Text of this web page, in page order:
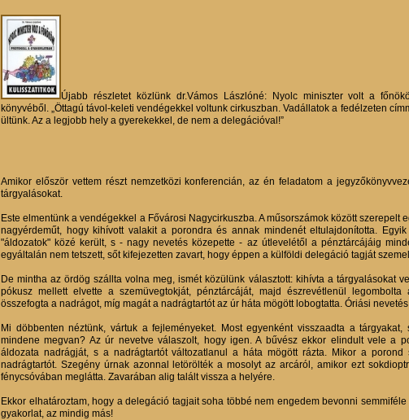
Újabb részletet közlünk dr.Vámos Lászlóné: Nyolc miniszter volt a
könyvéből. „Öttagú távol-keleti vendégekkel voltunk cirkuszban. Vadállatok a fedélzeten
ültünk. Az a legjobb hely a gyerekekkel, de nem a delegációval!”
Amikor először vettem részt nemzetközi konferencián, az én feladatom a
tárgyalásokat.
Este elmentünk a vendégekkel a Fővárosi Nagycirkuszba. A műsorszámok között szerepelt
nagyérdeműt, hogy kihívott valakit a porondra és annak mindenét eltulajdonította.
"áldozatok" közé került, s - nagy nevetés közepette - az útlevelétől a pénztárcájáig
egyáltalán nem tetszett, sőt kifejezetten zavart, hogy éppen a külföldi delegáció tagját
De mintha az ördög szállta volna meg, ismét közülünk választott: kihívta a tárgyalásokat
pókusz mellett elvette a szemüvegtokját, pénztárcáját, majd észrevétlenül legombolta
összefogta a nadrágot, míg magát a nadrágtartót az úr háta mögött lobogtatta. Óriási
Mi döbbenten néztünk, vártuk a fejleményeket. Most egyenként visszaadta a
mindene megvan? Az úr nevetve válaszolt, hogy igen. A bűvész ekkor elindult vele a
áldozata nadrágját, s a nadrágtartót változatlanul a háta mögött rázta. Mikor a
nadrágtartót. Szegény úrnak azonnal letörölték a mosolyt az arcáról, amikor ezt
fénycsóvában meglátta. Zavarában alig talált vissza a helyére.
Ekkor elhatároztam, hogy a delegáció tagjait soha többé nem engedem bevonni
gyakorlat, az mindig más!